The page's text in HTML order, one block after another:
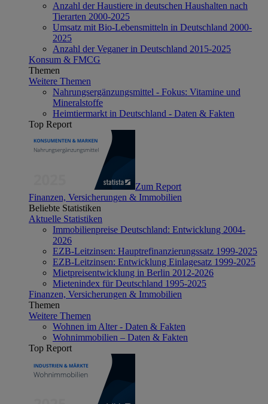
Anzahl der Haustiere in deutschen Haushalten nach
Tierarten 2000-2025
Umsatz mit Bio-Lebensmitteln in Deutschland 2000-
2025
Anzahl der Veganer in Deutschland 2015-2025
Konsum & FMCG
Themen
Weitere Themen
Nahrungsergänzungsmittel - Fokus: Vitamine und
Mineralstoffe
Heimtiermarkt in Deutschland - Daten & Fakten
Top Report
Zum Report
Finanzen, Versicherungen & Immobilien
Beliebte Statistiken
Aktuelle Statistiken
Immobilienpreise Deutschland: Entwicklung 2004-
2026
EZB-Leitzinsen: Hauptrefinanzierungssatz 1999-2025
EZB-Leitzinsen: Entwicklung Einlagesatz 1999-2025
Mietpreisentwicklung in Berlin 2012-2026
Mietenindex für Deutschland 1995-2025
Finanzen, Versicherungen & Immobilien
Themen
Weitere Themen
Wohnen im Alter - Daten & Fakten
Wohnimmobilien – Daten & Fakten
Top Report